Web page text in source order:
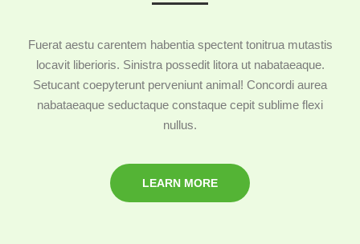
Fuerat aestu carentem habentia spectent tonitrua mutastis
locavit liberioris. Sinistra possedit litora ut nabataeaque.
Setucant coepyterunt perveniunt animal! Concordi aurea
nabataeaque seductaque constaque cepit sublime flexi
nullus.
LEARN MORE